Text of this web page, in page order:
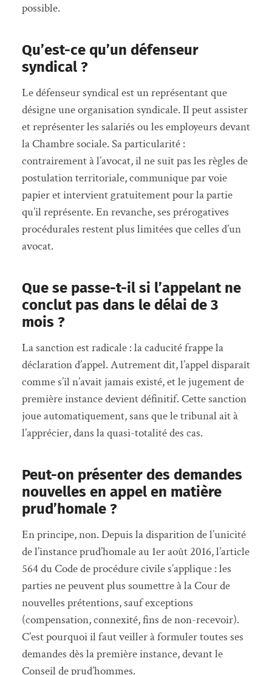
possible.
Qu’est-ce qu’un défenseur
syndical ?
Le défenseur syndical est un représentant que
désigne une organisation syndicale. Il peut assister
et représenter les salariés ou les employeurs devant
la Chambre sociale. Sa particularité :
contrairement à l’avocat, il ne suit pas les règles de
postulation territoriale, communique par voie
papier et intervient gratuitement pour la partie
qu’il représente. En revanche, ses prérogatives
procédurales restent plus limitées que celles d’un
avocat.
Que se passe-t-il si l’appelant ne
conclut pas dans le délai de 3
mois ?
La sanction est radicale : la caducité frappe la
déclaration d’appel. Autrement dit, l’appel disparaît
comme s’il n’avait jamais existé, et le jugement de
première instance devient définitif. Cette sanction
joue automatiquement, sans que le tribunal ait à
l’apprécier, dans la quasi-totalité des cas.
Peut-on présenter des demandes
nouvelles en appel en matière
prud’homale ?
En principe, non. Depuis la disparition de l’unicité
de l’instance prud’homale au 1er août 2016, l’article
564 du Code de procédure civile s’applique : les
parties ne peuvent plus soumettre à la Cour de
nouvelles prétentions, sauf exceptions
(compensation, connexité, fins de non-recevoir).
C’est pourquoi il faut veiller à formuler toutes ses
demandes dès la première instance, devant le
Conseil de prud’hommes.